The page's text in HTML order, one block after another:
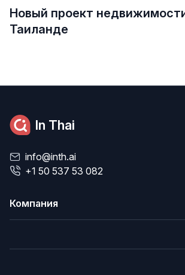
Новый проект
Таиланде
In Thai
info@inth.ai
+1 50 537 53 082
Компания